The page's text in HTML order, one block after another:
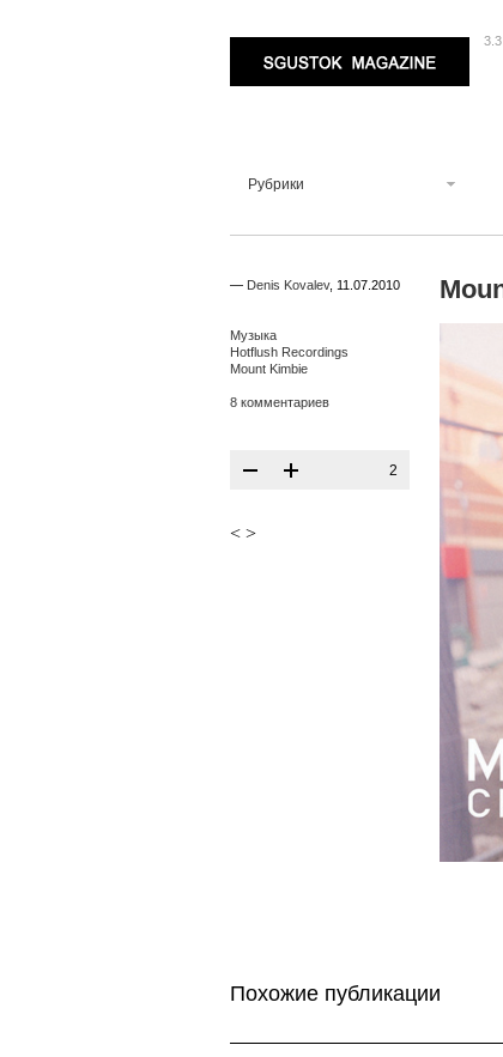
3.3
Рубрики
— Denis Kovalev, 11.07.2010
Музыка
Hotflush Recordings
Mount Kimbie
8 комментариев
2
< >
Похожие публикации